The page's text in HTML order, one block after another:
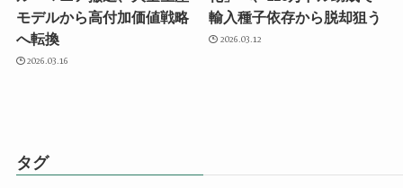
モデルから高付加価値戦略
へ転換
2026.03.16
輸入種子依存から脱却狙う
2026.03.12
タグ